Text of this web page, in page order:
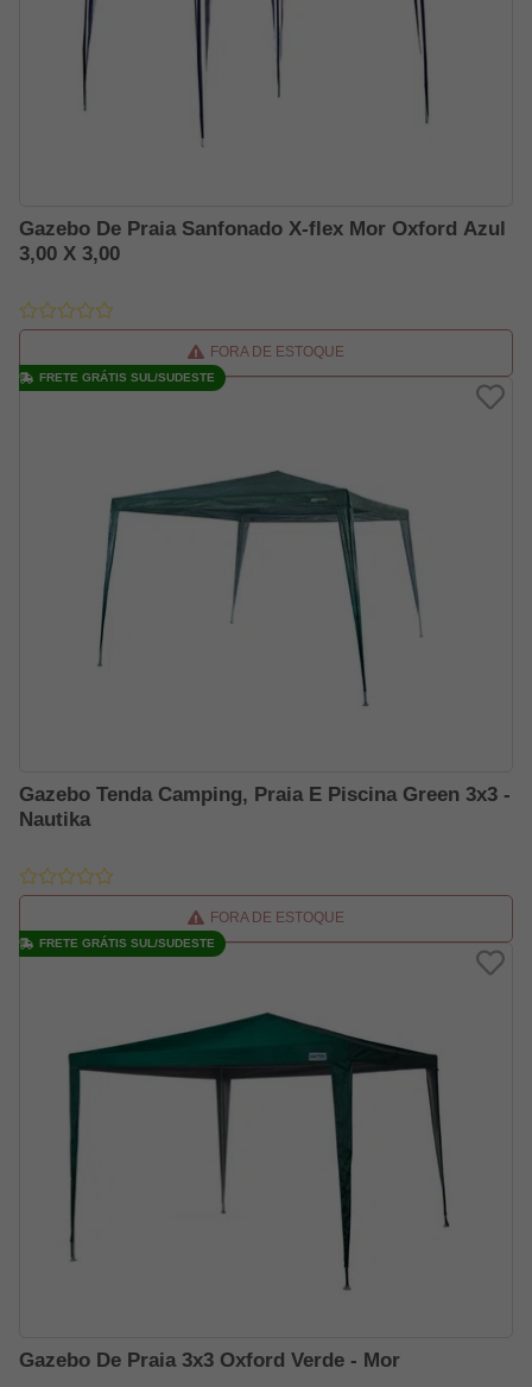
Gazebo De Praia Sanfonado X-flex Mor Oxford Azul
3,00 X 3,00
FORA DE ESTOQUE
Gazebo Tenda Camping, Praia E Piscina Green 3x3 -
Nautika
FORA DE ESTOQUE
FRETE GRÁTIS SUL/SUDESTE
Gazebo De Praia 3x3 Oxford Verde - Mor
FRETE GRÁTIS SUL/SUDESTE